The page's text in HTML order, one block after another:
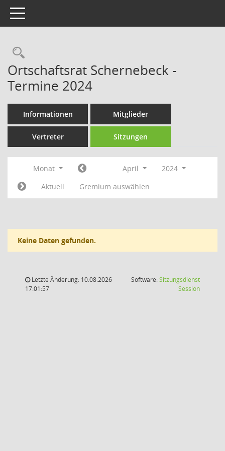
Toggle navigation
Rechercheauswahl
Ortschaftsrat Schernebeck -
Termine 2024
Informationen Mitglieder
Vertreter Sitzungen
Monat April
2024
Aktuell
Gremium auswählen
Keine Daten gefunden.
Letzte Änderung: 10.08.2026
17:01:57
Software:Sitzungsdienst
Session(Wird in